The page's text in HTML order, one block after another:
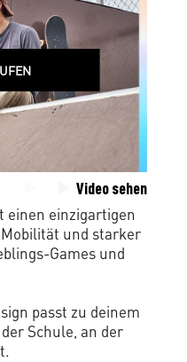
Video sehen
einen einzigartigen
und starker
Games und
passt zu deinem
Schule, an der